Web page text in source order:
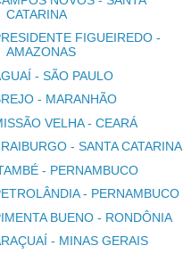
CATARINA
FIGUEIREDO -
AMAZONAS
- SÃO PAULO
- MARANHÃO
VELHA - CEARÁ
- SANTA CATARINA
- PERNAMBUCO
- PERNAMBUCO
BUENO - RONDÔNIA
- MINAS GERAIS